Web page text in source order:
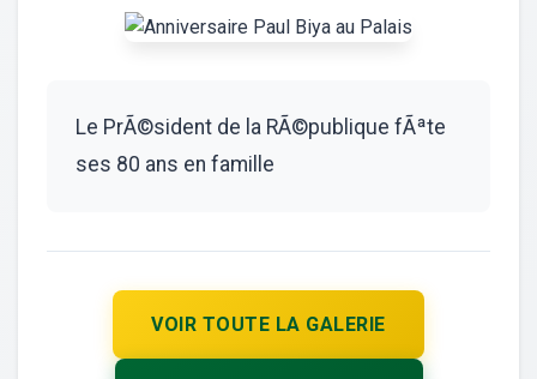
Le PrÃ©sident de la RÃ©publique fÃªte
ses 80 ans en famille
VOIR TOUTE LA GALERIE